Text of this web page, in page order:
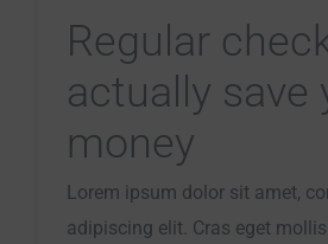
Regular
actually save
money
Lorem ipsum dolor sit amet,
adipiscing elit. Cras eget